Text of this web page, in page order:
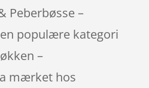
Peberbøsse –
populære kategori
–
mærket hos